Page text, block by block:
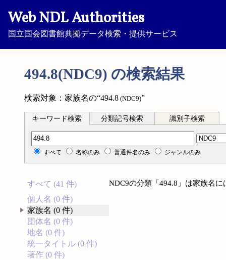
Web NDL Authorities
国立国会図書館典拠データ検索・提供サービス
494.8(NDC9) の検索結果
検索対象：家族名の“494.8 (NDC9)”
キーワード検索 分類記号検索 識別子検索
分類記号検索
すべて 名称のみ 普通件名のみ ジャンルのみ
すべて (41 件)
個人名 (0 件)
家族名 (0 件)
団体名 (0 件)
地名 (0 件)
統一タイトル (0 件)
著作 (0 件)
NDC9の分類「494.8」は家族名